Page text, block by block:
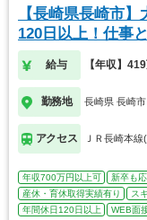
【長崎県長崎市
120日以上！仕事
給与 【年収】
勤務地 長崎県 長崎市
アクセス ＪＲ長崎本
年収700万円以上可 新卒も
産休・育休取得実績有り
ス
年間休日120日以上
WEB面